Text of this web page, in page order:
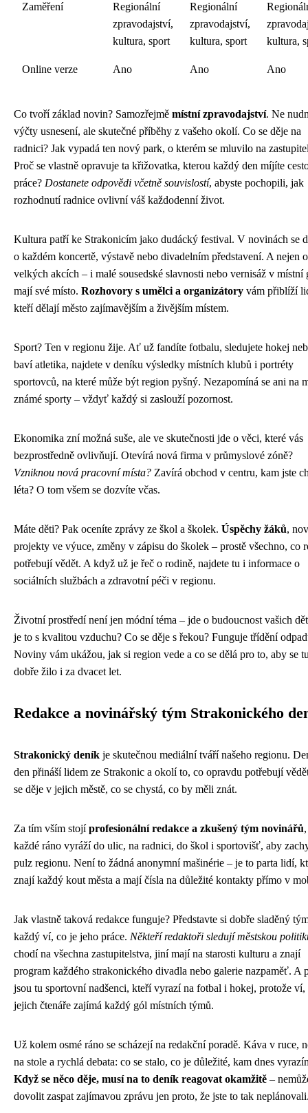
Zaměření
Regionální
zpravodajství,
kultura, sport
Regionální
zpravodajství,
kultura, sport
kultura,
Online verze Ano Ano Ano
Co tvoří základ novin? Samozřejmě místní zpravodajství. Ne
výčty usnesení, ale skutečné příběhy z vašeho okolí. Co se děje na
radnici? Jak vypadá ten nový park, o kterém se mluvilo na
Proč se vlastně opravuje ta křižovatka, kterou každý den míjíte
práce? Dostanete odpovědi včetně souvislostí, abyste pochopili, jak
rozhodnutí radnice ovlivní váš každodenní život.
Kultura patří ke Strakonicím jako dudácký festival. V novinách se
o každém koncertě, výstavě nebo divadelním představení. A nejen
velkých akcích – i malé sousedské slavnosti nebo vernisáž v místní
mají své místo. Rozhovory s umělci a organizátory vám přiblíží
kteří dělají město zajímavějším a živějším místem.
Sport? Ten v regionu žije. Ať už fandíte fotbalu, sledujete hokej
baví atletika, najdete v deníku výsledky místních klubů i portréty
sportovců, na které může být region pyšný. Nezapomíná se ani na
známé sporty – vždyť každý si zaslouží pozornost.
Ekonomika zní možná suše, ale ve skutečnosti jde o věci, které vás
bezprostředně ovlivňují. Otevírá nová firma v průmyslové zóně?
Vzniknou nová pracovní místa? Zavírá obchod v centru, kam jste
léta? O tom všem se dozvíte včas.
Máte děti? Pak oceníte zprávy ze škol a školek. Úspěchy žáků,
projekty ve výuce, změny v zápisu do školek – prostě všechno, co
potřebují vědět. A když už je řeč o rodině, najdete tu i informace o
sociálních službách a zdravotní péči v regionu.
Životní prostředí není jen módní téma – jde o budoucnost vašich
je to s kvalitou vzduchu? Co se děje s řekou? Funguje třídění
Noviny vám ukážou, jak si region vede a co se dělá pro to, aby se
dobře žilo i za dvacet let.
Redakce a novinářský tým Strakonického
Strakonický deník je skutečnou mediální tváří našeho regionu.
den přináší lidem ze Strakonic a okolí to, co opravdu potřebují
se děje v jejich městě, co se chystá, co by měli znát.
Za tím vším stojíprofesionální redakce a zkušený tým novinářů
každé ráno vyráží do ulic, na radnici, do škol i sportovišť, aby
pulz regionu. Není to žádná anonymní mašinérie – je to parta lidí,
znají každý kout města a mají čísla na důležité kontakty přímo v
Jak vlastně taková redakce funguje? Představte si dobře sladěný
každý ví, co je jeho práce. Někteří redaktoři sledují městskou
chodí na všechna zastupitelstva, jiní mají na starosti kulturu a znají
program každého strakonického divadla nebo galerie nazpaměť. A
jsou tu sportovní nadšenci, kteří vyrazí na fotbal i hokej, protože ví,
jejich čtenáře zajímá každý gól místních týmů.
Už kolem osmé ráno se scházejí na redakční poradě. Káva v ruce,
na stole a rychlá debata: co se stalo, co je důležité, kam dnes
Když se něco děje, musí na to deník reagovat okamžitě –
dovolit zaspat zajímavou zprávu jen proto, že jste to tak